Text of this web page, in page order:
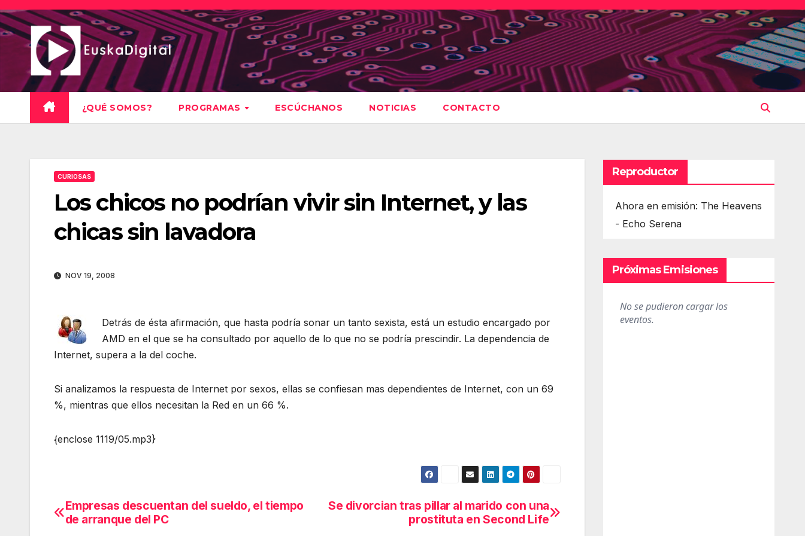
Saltar
al
contenido
¿QUÉ SOMOS? PROGRAMAS ESCÚCHANOS NOTICIAS CONTACTO
CURIOSAS
Los chicos no podrían vivir sin Internet, y las
chicas sin lavadora
NOV 19, 2008
Detrás de ésta afirmación, que hasta podría sonar un tanto sexista, está un estudio encargado por
AMD en el que se ha consultado por aquello de lo que no se podría prescindir. La dependencia de
Internet, supera a la del coche.
Si analizamos la respuesta de Internet por sexos, ellas se confiesan mas dependientes de Internet, con un 69
%, mientras que ellos necesitan la Red en un 66 %.
{enclose 1119/05.mp3}
Navegación
Se divorcian tras pillar al marido con una
prostituta en Second Life
Empresas descuentan del sueldo, el tiempo
de arranque del PC
Reproductor
Ahora en emisión: The Heavens
- Echo Serena
Próximas Emisiones